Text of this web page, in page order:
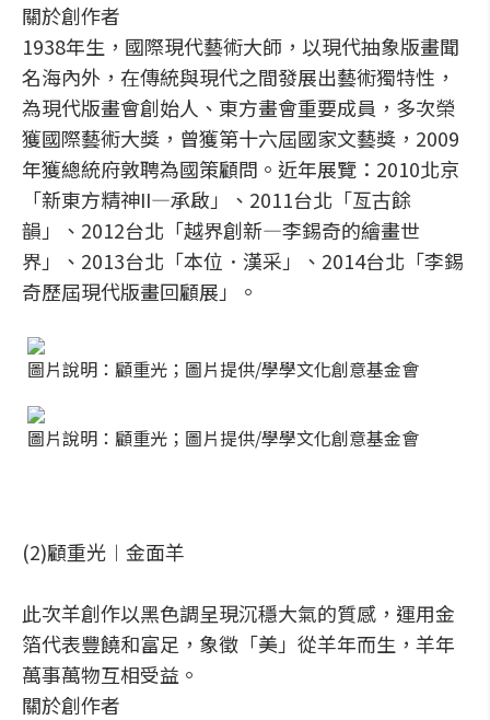
關於創作者
1938年生，國際現代藝術大師，以現代抽象版畫聞
名海內外，在傳統與現代之間發展出藝術獨特性，
為現代版畫會創始人、東方畫會重要成員，多次榮
獲國際藝術大獎，曾獲第十六屆國家文藝獎，2009
年獲總統府敦聘為國策顧問。近年展覽：2010北京
「新東方精神II—承啟」、2011台北「亙古餘
韻」、2012台北「越界創新—李錫奇的繪畫世
界」、2013台北「本位．漢采」、2014台北「李錫
奇歷屆現代版畫回顧展」。
圖片說明：顧重光；圖片提供/學學文化創意基金會
圖片說明：顧重光；圖片提供/學學文化創意基金會
(2)顧重光︱金面羊
此次羊創作以黑色調呈現沉穩大氣的質感，運用金
箔代表豐饒和富足，象徵「美」從羊年而生，羊年
萬事萬物互相受益。
關於創作者